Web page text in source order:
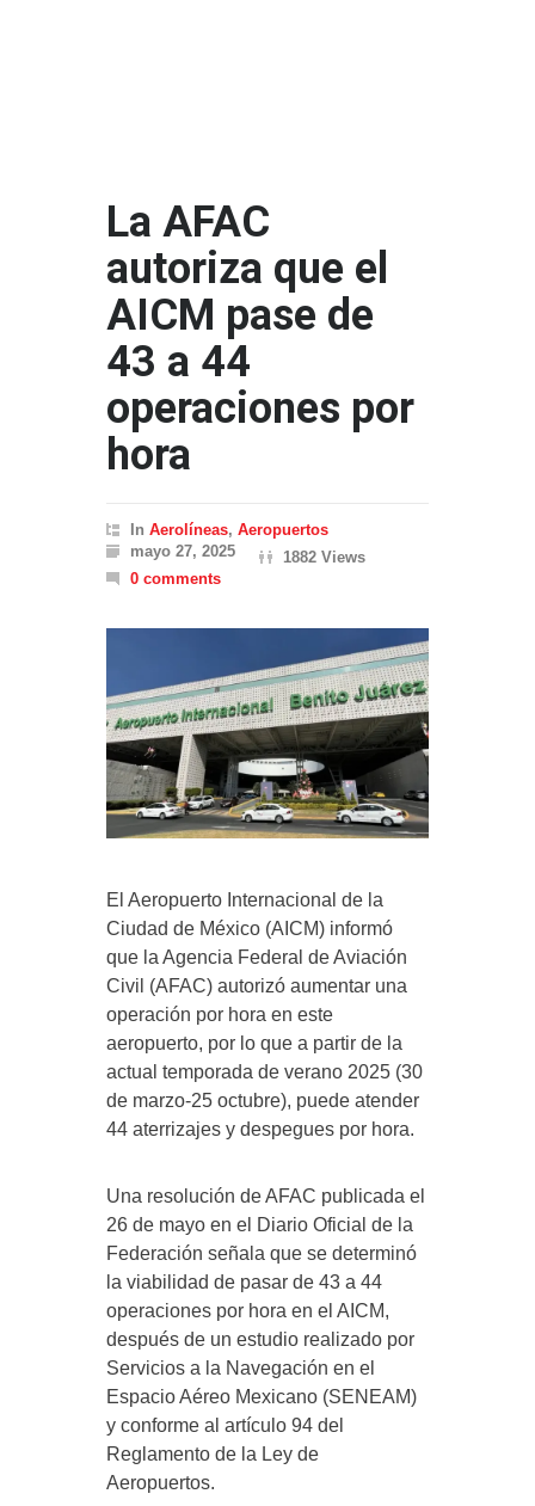
La AFAC
autoriza que el
AICM pase de
43 a 44
operaciones por
hora
In Aerolíneas, Aeropuertos
mayo 27, 2025
1882 Views
0 comments
El Aeropuerto Internacional de la
Ciudad de México (AICM) informó
que la Agencia Federal de Aviación
Civil (AFAC) autorizó aumentar una
operación por hora en este
aeropuerto, por lo que a partir de la
actual temporada de verano 2025 (30
de marzo-25 octubre), puede atender
44 aterrizajes y despegues por hora.
Una resolución de AFAC publicada el
26 de mayo en el Diario Oficial de la
Federación señala que se determinó
la viabilidad de pasar de 43 a 44
operaciones por hora en el AICM,
después de un estudio realizado por
Servicios a la Navegación en el
Espacio Aéreo Mexicano (SENEAM)
y conforme al artículo 94 del
Reglamento de la Ley de
Aeropuertos.